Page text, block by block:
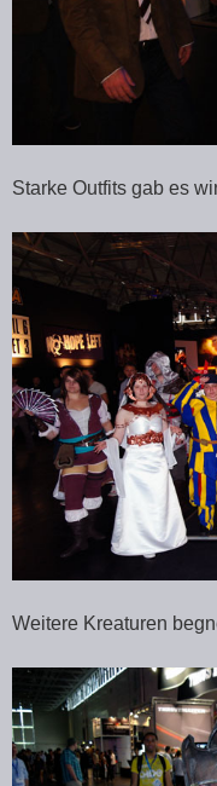
Starke Outfits gab es
Weitere Kreaturen